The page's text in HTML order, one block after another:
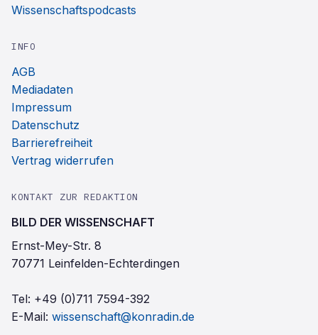
Wissenschaftspodcasts
INFO
AGB
Mediadaten
Impressum
Datenschutz
Barrierefreiheit
Vertrag widerrufen
KONTAKT ZUR REDAKTION
BILD DER WISSENSCHAFT
Ernst-Mey-Str. 8
70771 Leinfelden-Echterdingen
Tel: +49 (0)711 7594-392
E-Mail: wissenschaft@konradin.de